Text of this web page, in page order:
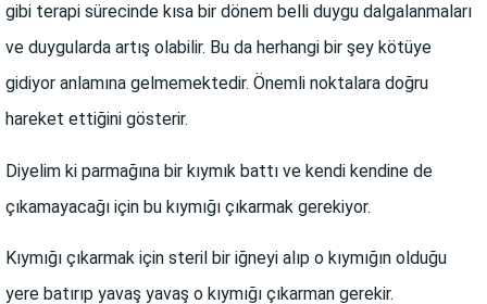
gibi terapi sürecinde kısa bir dönem belli duygu dalgalanmaları
ve duygularda artış olabilir. Bu da herhangi bir şey kötüye
gidiyor anlamına gelmemektedir. Önemli noktalara doğru
hareket ettiğini gösterir.
Diyelim ki parmağına bir kıymık battı ve kendi kendine de
çıkamayacağı için bu kıymığı çıkarmak gerekiyor.
Kıymığı çıkarmak için steril bir iğneyi alıp o kıymığın olduğu
yere batırıp yavaş yavaş o kıymığı çıkarman gerekir.